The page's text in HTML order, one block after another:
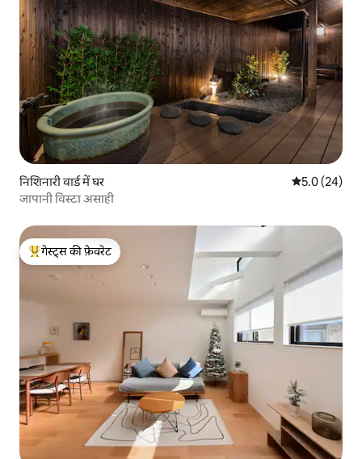
निशिनारी वार्ड में घर औसत रेटिंग 5
5.0 (24)
जापानी विस्टा असाही
गेस्ट्स का टॉप फ़ेवरेट
गेस्ट्स की फ़ेवरेट